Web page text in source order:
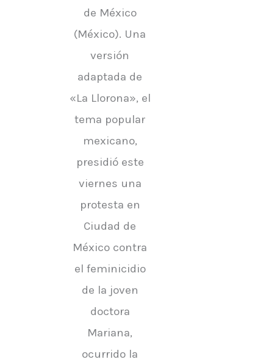
de México
(México). Una
versión
adaptada de
«La Llorona», el
tema popular
mexicano,
presidió este
viernes una
protesta en
Ciudad de
México contra
el feminicidio
de la joven
doctora
Mariana,
ocurrido la